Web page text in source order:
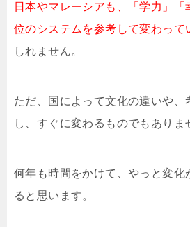
日本やマレーシアも、「学力」「
位のシステムを参考して変わって
しれません。
ただ、国によって文化の違いや、
し、すぐに変わるものでもありま
何年も時間をかけて、やっと変化
ると思います。